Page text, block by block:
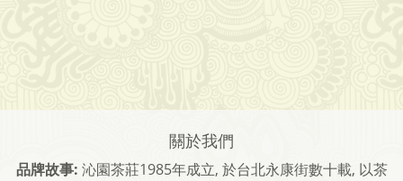
關於我們
品牌故事: 沁園茶莊1985年成立, 於台北永康街數十載, 以茶